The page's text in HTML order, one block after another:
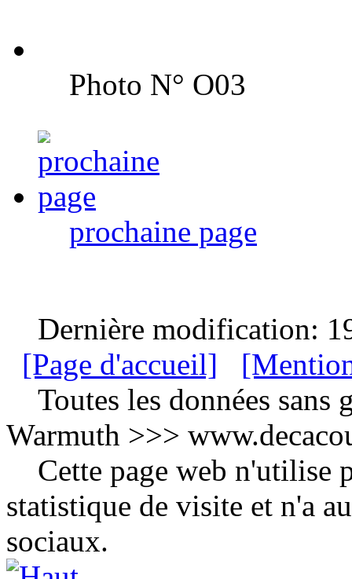
Photo N° O03
prochaine page
Dernière modification:
[Page d'accueil]
Toutes les données sans
Warmuth >>>
Cette page web n'utilise
statistique de visite et n'a
sociaux.